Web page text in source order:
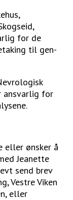
for de
til gen-
ansvarlig for
eller ønsker å
Jeanette
send brev
Vestre Viken
eller